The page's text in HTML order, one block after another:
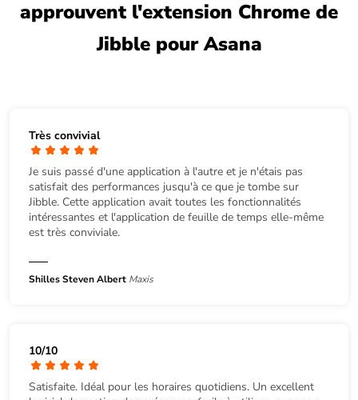
approuvent l'extension Chrome de
Jibble pour Asana
Très convivial
Je suis passé d'une application à l'autre et je n'étais pas
satisfait des performances jusqu'à ce que je tombe sur
Jibble. Cette application avait toutes les fonctionnalités
intéressantes et l'application de feuille de temps elle-même
est très conviviale.
Shilles Steven Albert Maxis
10/10
Satisfaite. Idéal pour les horaires quotidiens. Un excellent